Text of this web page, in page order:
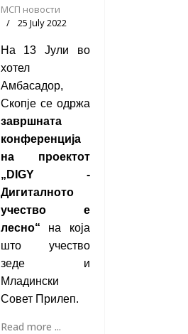
МСП новости
25 July 2022
На 13 Јули во
хотел
Амбасадор,
Скопје се одржа
завршната
конференција
на проектот
„ DIGY -
Дигиталното
учество е
лесно“ на која
што учество
зеде и
Младински
Совет Прилеп.
Read more ...